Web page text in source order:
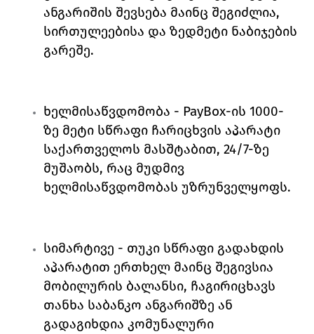
ანგარიშის შევსება მაინც შეგიძლია,
სირთულეებისა და ზედმეტი ნაბიჯების
გარეშე.
ხელმისაწვდომობა - PayBox-ის 1000-
ზე მეტი სწრაფი ჩარიცხვის აპარატი
საქართველოს მასშტაბით, 24/7-ზე
მუშაობს, რაც მუდმივ
ხელმისაწვდომობას უზრუნველყოფს.
სიმარტივე - თუკი სწრაფი გადახდის
აპარატით ერთხელ მაინც შეგივსია
მობილურის ბალანსი, ჩაგირიცხავს
თანხა საბანკო ანგარიშზე ან
გადაგიხდია კომუნალური